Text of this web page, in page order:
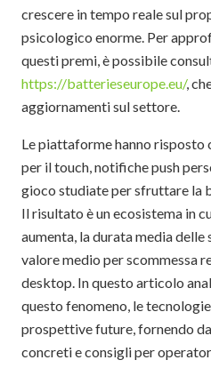
crescere in tempo reale sul
psicologico enorme. Per
questi premi, è possibile
https://batterieseurope.eu/,
aggiornamenti sul settore.
Le piattaforme hanno
per il touch, notifiche push
gioco studiate per sfruttare la
Il risultato è un ecosistema in
aumenta, la durata media delle
valore medio per scommessa
desktop. In questo articolo
questo fenomeno, le
prospettive future, fornendo
concreti e consigli per